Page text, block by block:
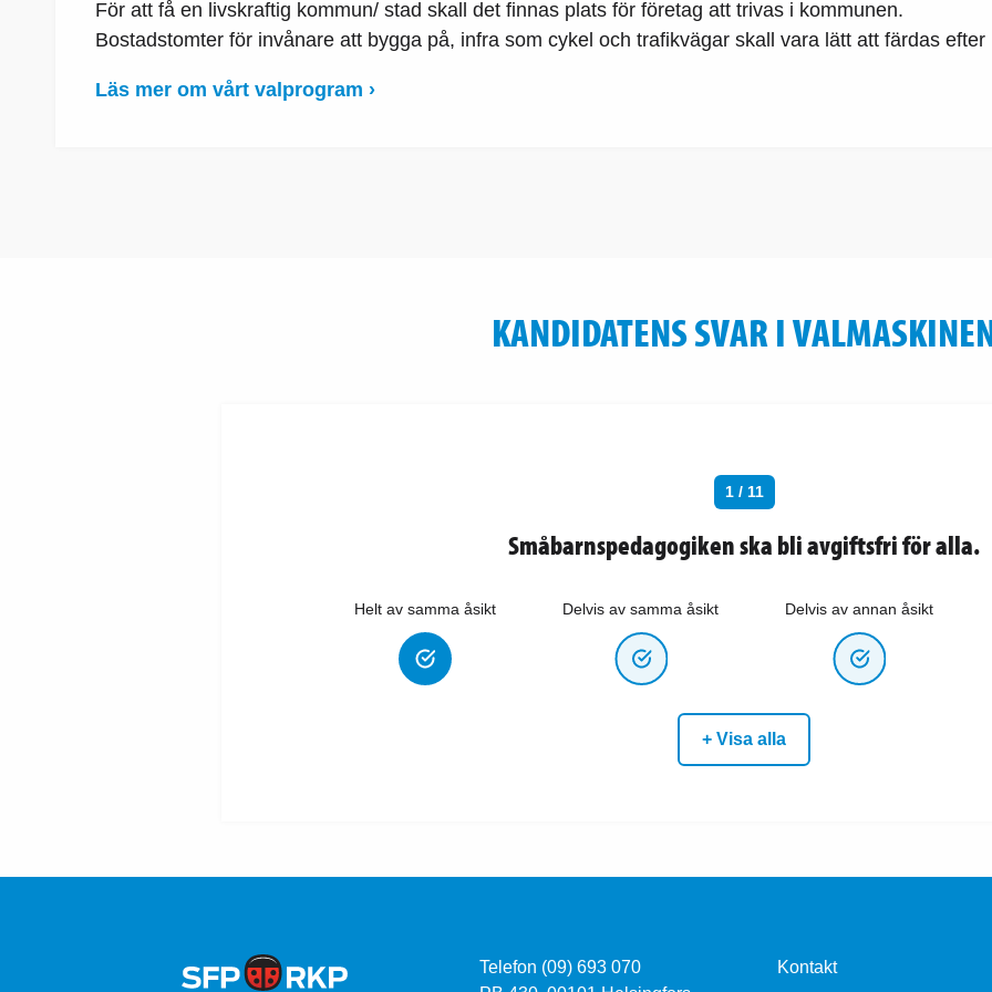
För att få en livskraftig kommun/ stad skall det finnas plats för företag att trivas i kommunen.
Bostadstomter för invånare att bygga på, infra som cykel och trafikvägar skall vara lätt att färdas efter
Läs mer om vårt valprogram ›
KANDIDATENS SVAR I
1 / 11
Småbarnspedagogiken ska bli avgiftsfri för alla.
Helt av samma åsikt Delvis av samma åsikt Delvis av annan åsikt
+ Visa alla
Telefon (09) 693 070
Kontakt